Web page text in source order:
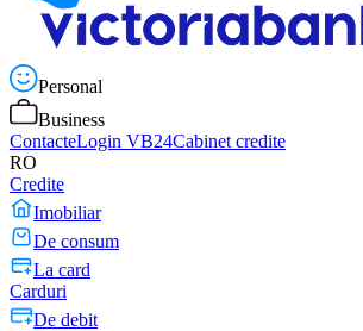
Personal
Business
ContacteLogin VB24Cabinet credite
RO
Credite
Imobiliar
De consum
La card
Carduri
De debit